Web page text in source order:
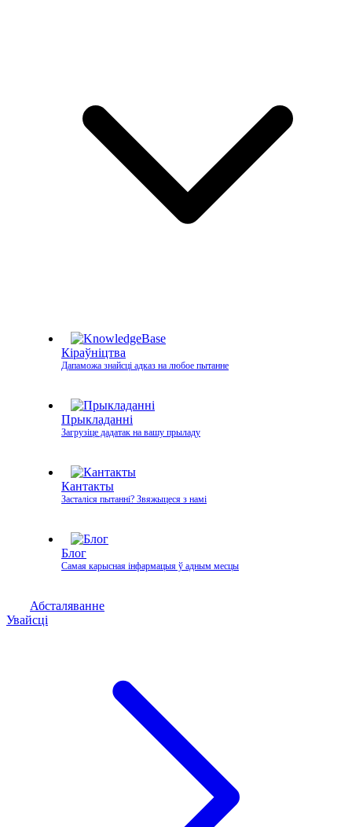
Кіраўніцтва
Дапаможа знайсці адказ на любое пытанне
Прыкладанні
Загрузіце дадатак на вашу прыладу
Кантакты
Засталіся пытанні? Звяжыцеся з намі
Блог
Самая карысная інфармацыя ў адным месцы
Абсталяванне
Увайсці